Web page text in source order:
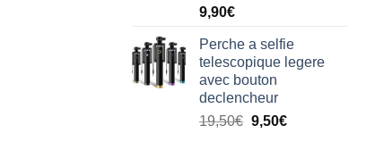
9,90€
Perche a selfie
telescopique legere
avec bouton
declencheur
19,50€ 9,50€